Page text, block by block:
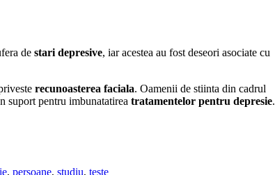
de stari depresive, iar acestea au fost deseori asociate cu
recunoasterea faciala. Oamenii de stiinta din cadrul
suport pentru imbunatatirea tratamentelor pentru depresie.
, persoane, studiu, teste